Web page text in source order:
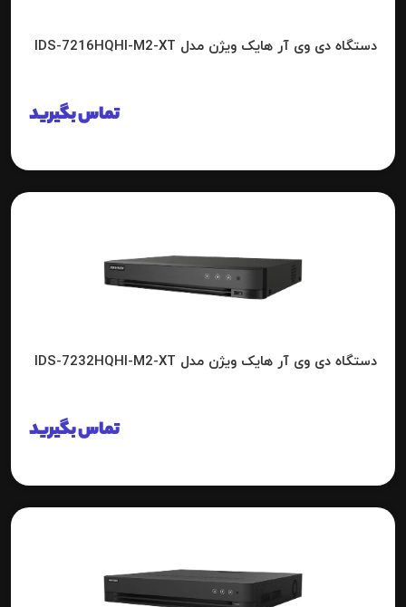
دستگاه دی وی آر هایک ویژن مدل IDS-7216HQHI-M2-XT
تماس بگیرید
دستگاه دی وی آر هایک ویژن مدل IDS-7232HQHI-M2-XT
تماس بگیرید